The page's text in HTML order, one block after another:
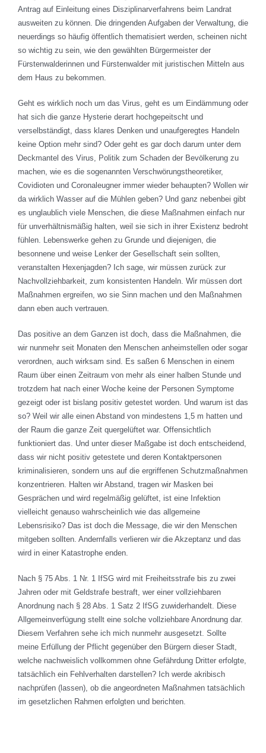
Antrag auf Einleitung eines Disziplinarverfahrens beim Landrat
ausweiten zu können. Die dringenden Aufgaben der Verwaltung, die
neuerdings so häufig öffentlich thematisiert werden, scheinen nicht
so wichtig zu sein, wie den gewählten Bürgermeister der
Fürstenwalderinnen und Fürstenwalder mit juristischen Mitteln aus
dem Haus zu bekommen.
Geht es wirklich noch um das Virus, geht es um Eindämmung oder
hat sich die ganze Hysterie derart hochgepeitscht und
verselbständigt, dass klares Denken und unaufgeregtes Handeln
keine Option mehr sind? Oder geht es gar doch darum unter dem
Deckmantel des Virus, Politik zum Schaden der Bevölkerung zu
machen, wie es die sogenannten Verschwörungstheoretiker,
Covidioten und Coronaleugner immer wieder behaupten? Wollen wir
da wirklich Wasser auf die Mühlen geben? Und ganz nebenbei gibt
es unglaublich viele Menschen, die diese Maßnahmen einfach nur
für unverhältnismäßig halten, weil sie sich in ihrer Existenz bedroht
fühlen. Lebenswerke gehen zu Grunde und diejenigen, die
besonnene und weise Lenker der Gesellschaft sein sollten,
veranstalten Hexenjagden? Ich sage, wir müssen zurück zur
Nachvollziehbarkeit, zum konsistenten Handeln. Wir müssen dort
Maßnahmen ergreifen, wo sie Sinn machen und den Maßnahmen
dann eben auch vertrauen.
Das positive an dem Ganzen ist doch, dass die Maßnahmen, die
wir nunmehr seit Monaten den Menschen anheimstellen oder sogar
verordnen, auch wirksam sind. Es saßen 6 Menschen in einem
Raum über einen Zeitraum von mehr als einer halben Stunde und
trotzdem hat nach einer Woche keine der Personen Symptome
gezeigt oder ist bislang positiv getestet worden. Und warum ist das
so? Weil wir alle einen Abstand von mindestens 1,5 m hatten und
der Raum die ganze Zeit quergelüftet war. Offensichtlich
funktioniert das. Und unter dieser Maßgabe ist doch entscheidend,
dass wir nicht positiv getestete und deren Kontaktpersonen
kriminalisieren, sondern uns auf die ergriffenen Schutzmaßnahmen
konzentrieren. Halten wir Abstand, tragen wir Masken bei
Gesprächen und wird regelmäßig gelüftet, ist eine Infektion
vielleicht genauso wahrscheinlich wie das allgemeine
Lebensrisiko? Das ist doch die Message, die wir den Menschen
mitgeben sollten. Andernfalls verlieren wir die Akzeptanz und das
wird in einer Katastrophe enden.
Nach § 75 Abs. 1 Nr. 1 IfSG wird mit Freiheitsstrafe bis zu zwei
Jahren oder mit Geldstrafe bestraft, wer einer vollziehbaren
Anordnung nach § 28 Abs. 1 Satz 2 IfSG zuwiderhandelt. Diese
Allgemeinverfügung stellt eine solche vollziehbare Anordnung dar.
Diesem Verfahren sehe ich mich nunmehr ausgesetzt. Sollte
meine Erfüllung der Pflicht gegenüber den Bürgern dieser Stadt,
welche nachweislich vollkommen ohne Gefährdung Dritter erfolgte,
tatsächlich ein Fehlverhalten darstellen? Ich werde akribisch
nachprüfen (lassen), ob die angeordneten Maßnahmen tatsächlich
im gesetzlichen Rahmen erfolgten und berichten.